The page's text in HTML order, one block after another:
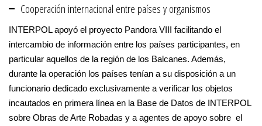
Cooperación internacional entre países y organismos
INTERPOL apoyó el proyecto Pandora VIII facilitando el
intercambio de información entre los países participantes, en
particular aquellos de la región de los Balcanes. Además,
durante la operación los países tenían a su disposición a un
funcionario dedicado exclusivamente a verificar los objetos
incautados en primera línea en la Base de Datos de INTERPOL
sobre Obras de Arte Robadas y a agentes de apoyo sobre el